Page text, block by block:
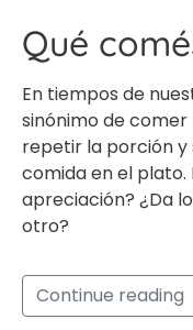
Qué
En tiempos de
sinónimo de
repetir la porción y
comida en el
apreciación? ¿Da
otro?
Continue reading